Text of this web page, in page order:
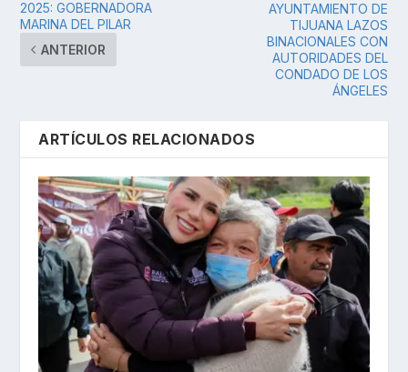
2025: GOBERNADORA
MARINA DEL PILAR
ANTERIOR
AYUNTAMIENTO DE
TIJUANA LAZOS
BINACIONALES CON
AUTORIDADES DEL
CONDADO DE LOS
ÁNGELES
ARTÍCULOS RELACIONADOS